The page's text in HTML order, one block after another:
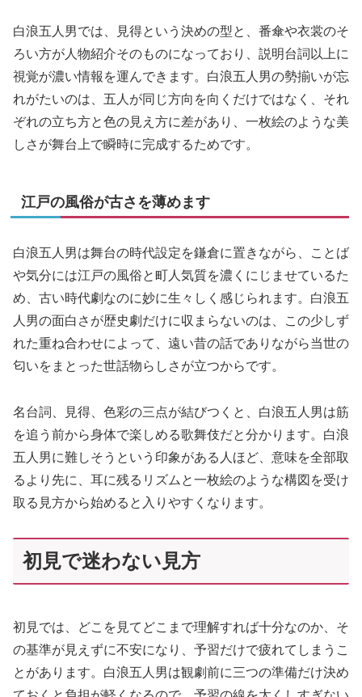
白浪五人男では、見得という決めの型と、番傘や衣裳のそ
ろい方が人物紹介そのものになっており、説明台詞以上に
視覚が濃い情報を運んできます。白浪五人男の勢揃いが忘
れがたいのは、五人が同じ方向を向くだけではなく、それ
ぞれの立ち方と色の見え方に差があり、一枚絵のような美
しさが舞台上で瞬時に完成するためです。
江戸の風俗が古さを薄めます
白浪五人男は舞台の時代設定を鎌倉に置きながら、ことば
や気分には江戸の風俗と町人気質を濃くにじませているた
め、古い時代劇なのに妙に生々しく感じられます。白浪五
人男の面白さが歴史劇だけに収まらないのは、この少しず
れた重ね合わせによって、遠い昔の話でありながら当世の
匂いをまとった世話物らしさが立つからです。
名台詞、見得、色彩の三点が結びつくと、白浪五人男は筋
を追う前から身体で楽しめる歌舞伎だと分かります。白浪
五人男に難しそうという印象がある人ほど、意味を全部取
るより先に、耳に残るリズムと一枚絵のような構図を受け
取る見方から始めると入りやすくなります。
初見で迷わない見方
初見では、どこを見てどこまで理解すれば十分なのか、そ
の基準が見えずに不安になり、予習だけで疲れてしまうこ
とがあります。白浪五人男は観劇前に三つの準備だけ決め